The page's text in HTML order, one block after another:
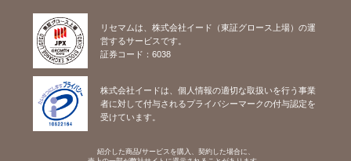
リセマムは、株式会社イード（東証グロース上場）の運
営するサービスです。
証券コード：6038
株式会社イードは、個人情報の適切な取扱いを行う事業
者に対して付与されるプライバシーマークの付与認定を
受けています。
紹介した商品/サービスを購入、契約した場合に、